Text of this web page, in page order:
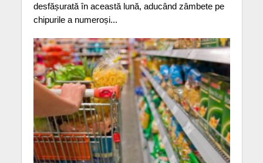
desfășurată în această lună, aducând zâmbete pe
chipurile a numeroși...